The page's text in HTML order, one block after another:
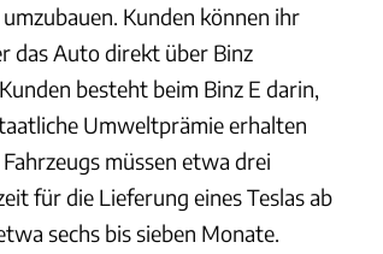
Kunden können ihr
das Auto direkt über Binz
besteht beim Binz E darin,
Umweltprämie erhalten
müssen etwa drei
für die Lieferung eines Teslas ab
sechs bis sieben Monate.